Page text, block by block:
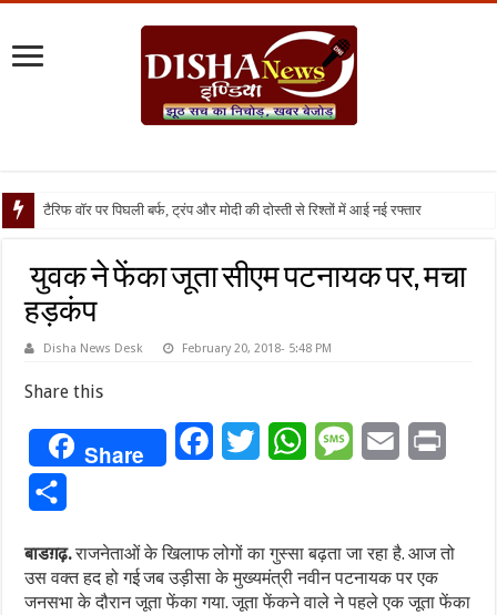
टैरिफ वॉर पर पिघली बर्फ, ट्रंप और मोदी की दोस्ती से रिश्तों में आई नई रफ्तार
युवक ने फेंका जूता सीएम पटनायक पर, मचा
हड़कंप
Disha News Desk February 20, 2018- 5:48 PM
Share this
Share FacebookTwitterWhatsAppMessageEmail
बाडग़ढ़.राजनेताओं के खिलाफ लोगों का गुस्सा बढ़ता जा रहा है. आज तो
उस वक्त हद हो गई जब उड़ीसा के मुख्यमंत्री नवीन पटनायक पर एक
जनसभा के दौरान जूता फेंका गया. जूता फेंकने वाले ने पहले एक जूता फेंका